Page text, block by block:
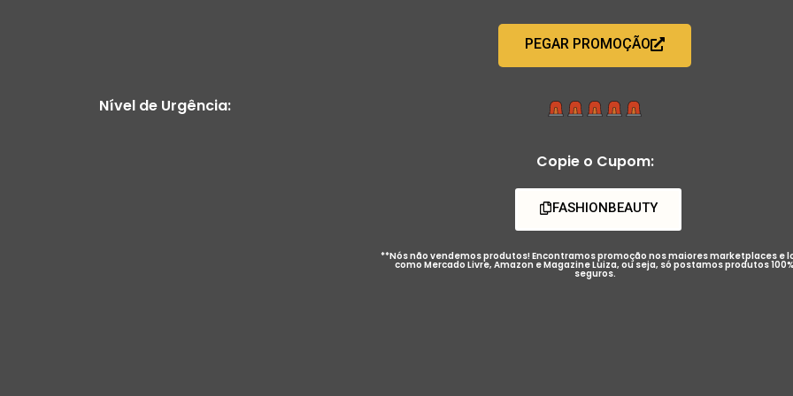
PEGAR PROMOÇÃO
Nível de Urgência:
Copie o Cupom:
FASHIONBEAUTY
**Nós não vendemos produtos! Encontramos promoção nos maiores marketplaces e
como Mercado Livre, Amazon e Magazine Luiza, ou seja, só postamos produtos 100%
seguros.